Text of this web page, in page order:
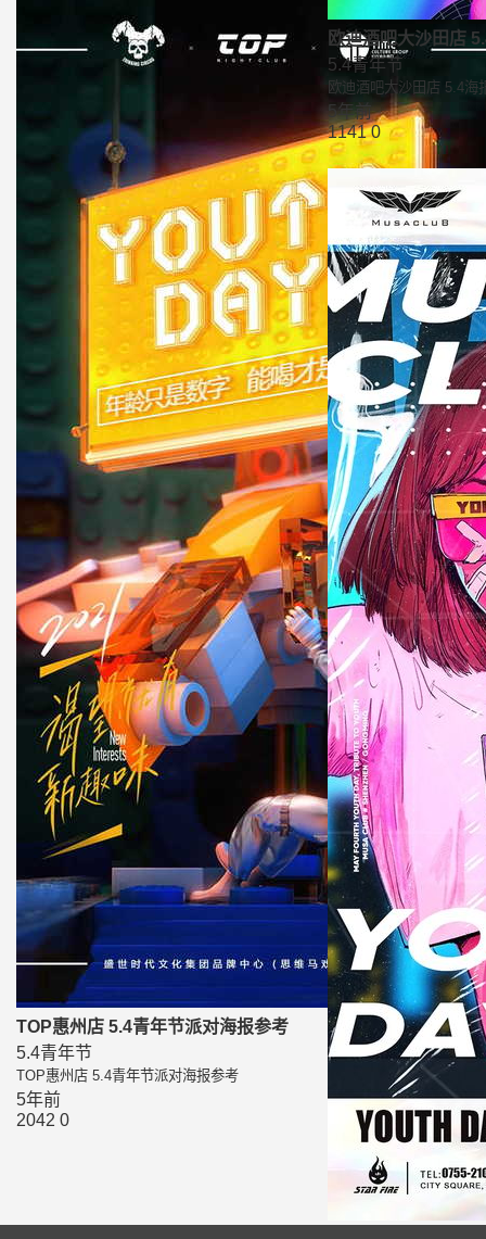
TOP惠州店 5.4青年节派对海报参考
5.4青年节
TOP惠州店 5.4青年节派对海报参考
5年前
2042 0
欧迪酒吧大沙田店
5.4青年节
欧迪酒吧大沙田店 5.4海
5年前
1141 0